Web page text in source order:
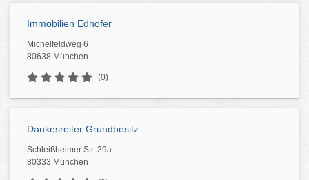
Immobilien Edhofer
Michelfeldweg 6
80638 München
(0)
Dankesreiter Grundbesitz
Schleißheimer Str. 29a
80333 München